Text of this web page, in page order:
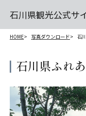
石川県観光公式サ
HOME 写真ダウンロード 石
石川県ふれ